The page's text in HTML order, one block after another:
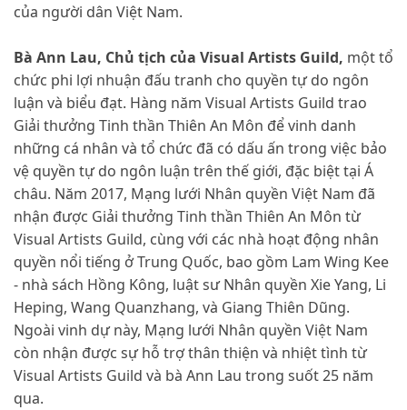
của người dân Việt Nam.
Bà Ann Lau, Chủ tịch của Visual Artists Guild, một tổ
chức phi lợi nhuận đấu tranh cho quyền tự do ngôn
luận và biểu đạt. Hàng năm Visual Artists Guild trao
Giải thưởng Tinh thần Thiên An Môn để vinh danh
những cá nhân và tổ chức đã có dấu ấn trong việc bảo
vệ quyền tự do ngôn luận trên thế giới, đặc biệt tại Á
châu. Năm 2017, Mạng lưới Nhân quyền Việt Nam đã
nhận được Giải thưởng Tinh thần Thiên An Môn từ
Visual Artists Guild, cùng với các nhà hoạt động nhân
quyền nổi tiếng ở Trung Quốc, bao gồm Lam Wing Kee
- nhà sách Hồng Kông, luật sư Nhân quyền Xie Yang, Li
Heping, Wang Quanzhang, và Giang Thiên Dũng.
Ngoài vinh dự này, Mạng lưới Nhân quyền Việt Nam
còn nhận được sự hỗ trợ thân thiện và nhiệt tình từ
Visual Artists Guild và bà Ann Lau trong suốt 25 năm
qua.